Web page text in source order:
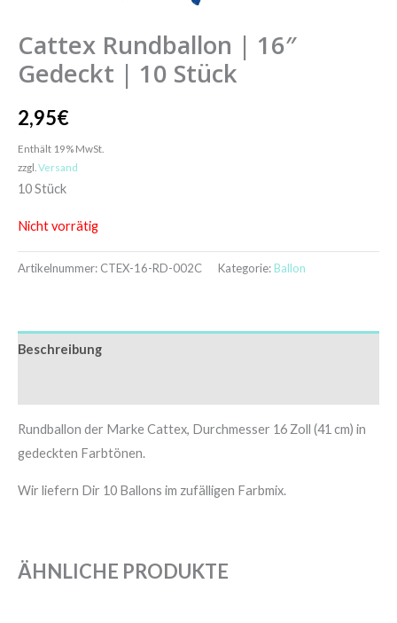
Cattex Rundballon | 16″
Gedeckt | 10 Stück
2,95€
Enthält 19% MwSt.
zzgl. Versand
10 Stück
Nicht vorrätig
Artikelnummer: CTEX-16-RD-002C Kategorie: Ballon
Beschreibung
Rundballon der Marke Cattex, Durchmesser 16 Zoll (41 cm) in
gedeckten Farbtönen.
Wir liefern Dir 10 Ballons im zufälligen Farbmix.
ÄHNLICHE PRODUKTE